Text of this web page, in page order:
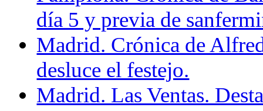
día 5 y previa de
Madrid. Crónica de
desluce el festejo.
Madrid. Las Ventas.